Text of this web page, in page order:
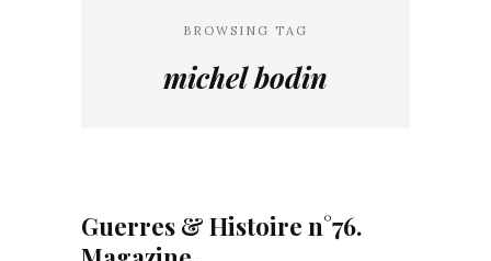
BROWSING TAG
michel bodin
Guerres & Histoire n°76.